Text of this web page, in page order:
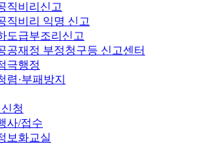
직비리신고
직비리 익명 신고
도급부조리신고
공재정 부정청구등 신고센터
극행정
렴·부패방지
청
사/접수
보화교실